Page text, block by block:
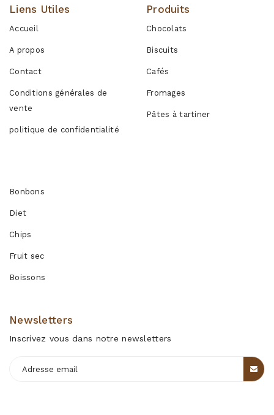
Liens Utiles
Accueil
A propos
Contact
Conditions générales de
vente
politique de confidentialité
Produits
Chocolats
Biscuits
Cafés
Fromages
Pâtes à tartiner
Bonbons
Diet
Chips
Fruit sec
Boissons
Newsletters
Inscrivez vous dans notre newsletters